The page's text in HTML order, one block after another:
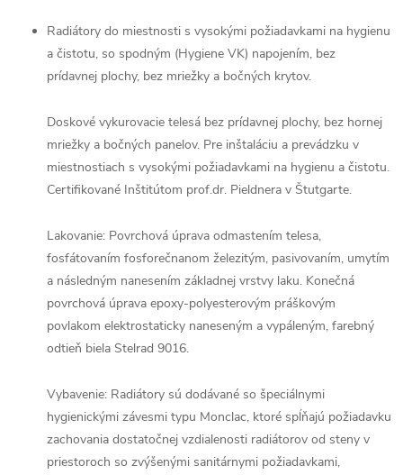
Radiátory do miestnosti s vysokými požiadavkami na hygienu
a čistotu, so spodným (Hygiene VK) napojením, bez
prídavnej plochy, bez mriežky a bočných krytov.
Doskové vykurovacie telesá bez prídavnej plochy, bez hornej
mriežky a bočných panelov. Pre inštaláciu a prevádzku v
miestnostiach s vysokými požiadavkami na hygienu a čistotu.
Certifikované Inštitútom prof.dr. Pieldnera v Štutgarte.
Lakovanie: Povrchová úprava odmastením telesa,
fosfátovaním fosforečnanom železitým, pasivovaním, umytím
a následným nanesením základnej vrstvy laku. Konečná
povrchová úprava epoxy-polyesterovým práškovým
povlakom elektrostaticky naneseným a vypáleným, farebný
odtieň biela Stelrad 9016.
Vybavenie: Radiátory sú dodávané so špeciálnymi
hygienickými závesmi typu Monclac, ktoré spĺňajú požiadavku
zachovania dostatočnej vzdialenosti radiátorov od steny v
priestoroch so zvýšenými sanitárnymi požiadavkami,